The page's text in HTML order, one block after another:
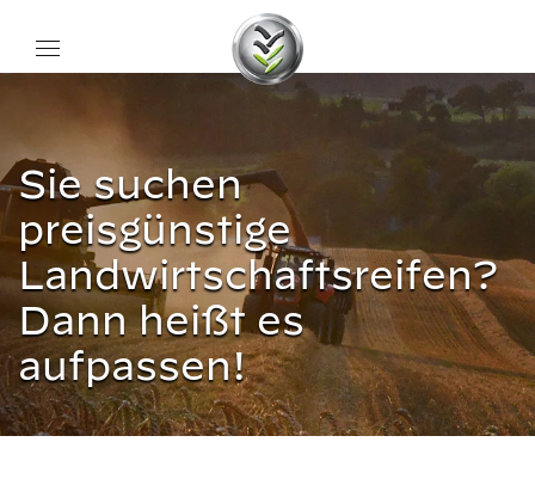
Sie suchen
preisgünstige
Landwirtschaftsreifen?
Dann heißt es
aufpassen!